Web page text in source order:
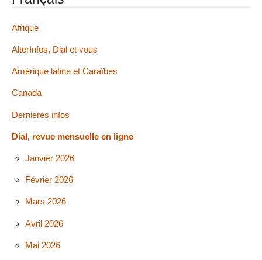
Afrique
AlterInfos, Dial et vous
Amérique latine et Caraïbes
Canada
Dernières infos
Dial, revue mensuelle en ligne
Janvier 2026
Février 2026
Mars 2026
Avril 2026
Mai 2026